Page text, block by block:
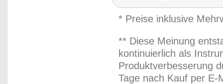
* Preise inklusive
** Diese Meinung
kontinuierlich als
Produktverbesserung
Tage nach Kauf per E-